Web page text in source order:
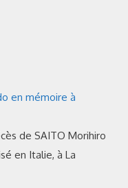
en mémoire à
de SAITO Morihiro
en Italie, à La